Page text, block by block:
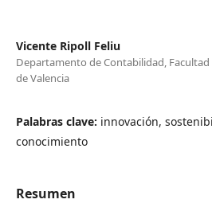
Vicente Ripoll Feliu
Departamento de Contabilidad,
de Valencia
Palabras clave: innovación,
conocimiento
Resumen